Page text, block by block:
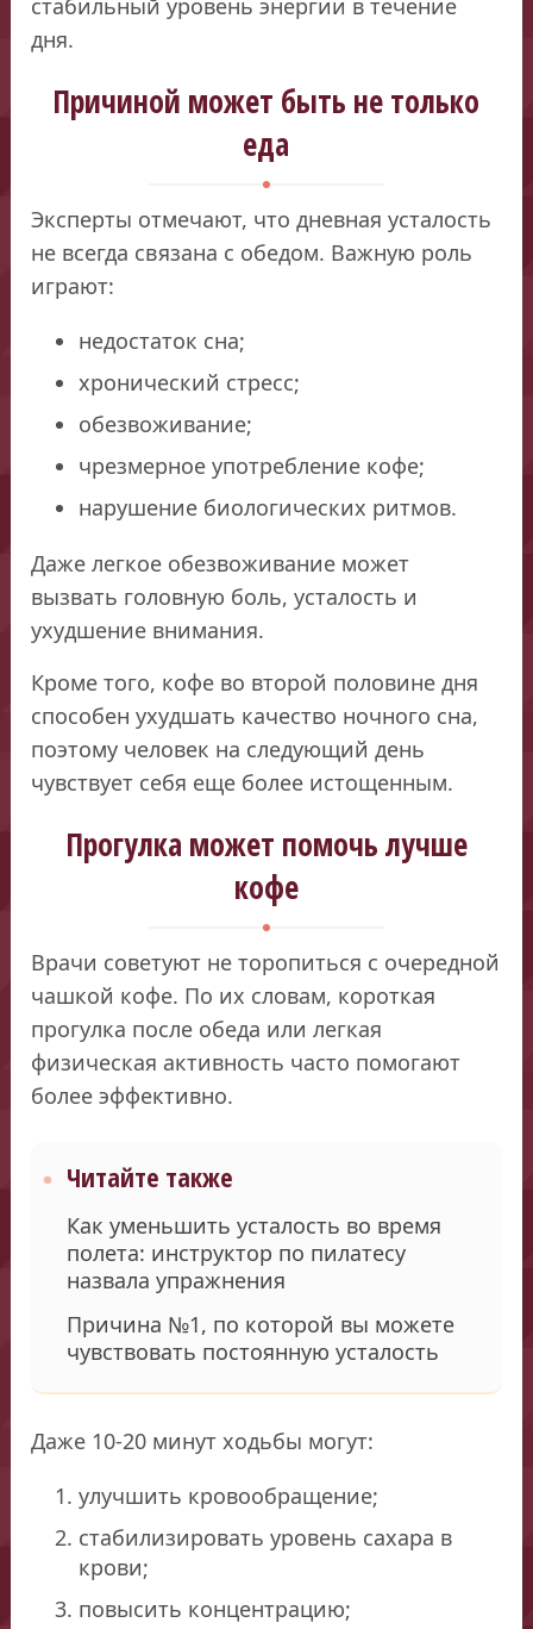
дня.
Причиной может быть не только
еда
Эксперты отмечают, что дневная усталость
не всегда связана с обедом. Важную роль
играют:
недостаток сна;
хронический стресс;
обезвоживание;
чрезмерное употребление кофе;
нарушение биологических ритмов.
Даже легкое обезвоживание может
вызвать головную боль, усталость и
ухудшение внимания.
Кроме того, кофе во второй половине дня
способен ухудшать качество ночного сна,
поэтому человек на следующий день
чувствует себя еще более истощенным.
Прогулка может помочь лучше
кофе
Врачи советуют не торопиться с очередной
чашкой кофе. По их словам, короткая
прогулка после обеда или легкая
физическая активность часто помогают
более эффективно.
Читайте также
Как уменьшить усталость во время
полета: инструктор по пилатесу
назвала упражнения
Причина №1, по которой вы можете
чувствовать постоянную усталость
Даже 10-20 минут ходьбы могут:
улучшить кровообращение;
стабилизировать уровень сахара в
крови;
повысить концентрацию;